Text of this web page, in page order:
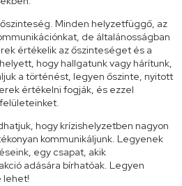
Minden helyzetfüggő, az
de általánosságban
értékelik az őszinteséget és a
hogy hallgatunk vagy hárítunk,
a történést, legyen őszinte, nyitott
értékelni fogják, és ezzel
hogy krízishelyzetben nagyon
kommunikáljunk. Legyenek
egy csapat, akik
adására bírhatóak. Legyen
lehet!